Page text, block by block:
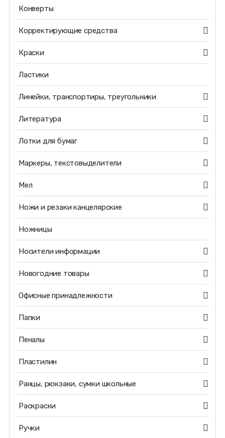
Конверты
Корректирующие средства
Краски
Ластики
Линейки, транспортиры, треугольники
Литература
Лотки для бумаг
Маркеры, текстовыделители
Мел
Ножи и резаки канцелярские
Ножницы
Носители информации
Новогодние товары
Офисные принадлежности
Папки
Пеналы
Пластилин
Ранцы, рюкзаки, сумки школьные
Раскраски
Ручки